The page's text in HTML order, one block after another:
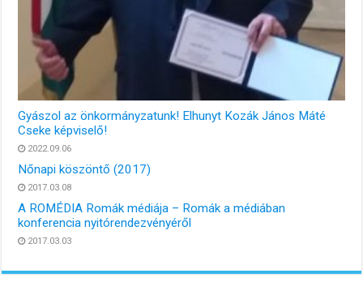
Gyászol az önkormányzatunk! Elhunyt Kozák János Máté
Cseke képviselő!
2022.09.06
Nőnapi köszöntő (2017)
2017.03.08
A ROMÉDIA Romák médiája – Romák a médiában
konferencia nyitórendezvényéről
2017.03.03